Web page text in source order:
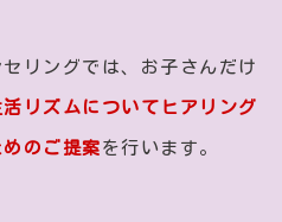
リングでは、お子さんだけ
リズムについてヒアリング
のご提案を行います。